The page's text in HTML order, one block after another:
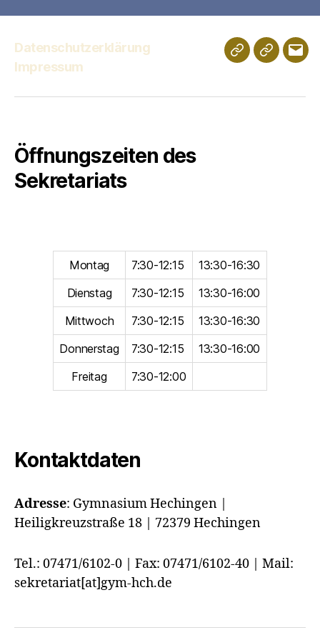
Datenschutzerklärung
Impressum
Schulportfolio
Digitales
E-
Öffnungszeiten des
Sekretariats
Montag 7:30-12:15
13:30-16:30
Dienstag
7:30-12:15
13:30-16:00
Mittwoch
7:30-12:15
13:30-16:30
Donnerstag
7:30-12:15
13:30-16:00
Freitag
7:30-12:00
Kontaktdaten
Adresse: Gymnasium Hechingen |
Heiligkreuzstraße 18 | 72379 Hechingen
Tel.: 07471/6102-0 | Fax: 07471/6102-40 | Mail:
sekretariat[at]gym-hch.de